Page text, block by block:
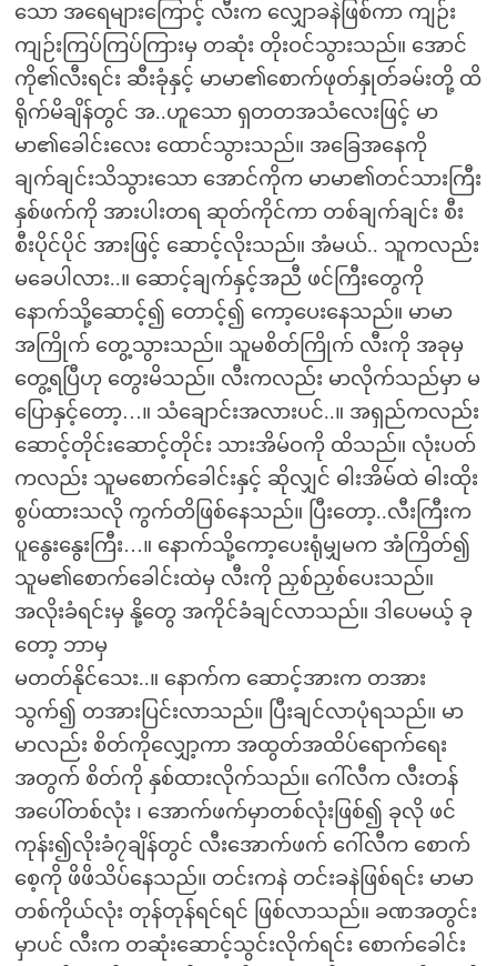
သော အရေများကြောင့် လီးက လျှောခနဲဖြစ်ကာ ကျဉ်း
ကျဉ်းကြပ်ကြပ်ကြားမှ တဆုံး တိုးဝင်သွားသည်။ အောင်
ကို၏လီးရင်း ဆီးခုံနှင့် မာမာ၏စောက်ဖုတ်နှုတ်ခမ်းတို့ ထိ
ရိုက်မိချိန်တွင် အ..ဟူသော ရှတတအသံလေးဖြင့် မာ
မာ၏ခေါင်းလေး ထောင်သွားသည်။ အခြေအနေကို
ချက်ချင်းသိသွားသော အောင်ကိုက မာမာ၏တင်သားကြီး
နှစ်ဖက်ကို အားပါးတရ ဆုတ်ကိုင်ကာ တစ်ချက်ချင်း စီး
စီးပိုင်ပိုင် အားဖြင့် ဆောင့်လိုးသည်။ အံမယ်.. သူကလည်း
မခေပါလား..။ ဆောင့်ချက်နှင့်အညီ ဖင်ကြီးတွေကို
နောက်သို့ဆောင့်၍ တောင့်၍ ကော့ပေးနေသည်။ မာမာ
အကြိုက် တွေ့သွားသည်။ သူမစိတ်ကြိုက် လီးကို အခုမှ
တွေ့ရပြီဟု တွေးမိသည်။ လီးကလည်း မာလိုက်သည်မှာ မ
ပြောနှင့်တော့…။ သံချောင်းအလားပင်..။ အရှည်ကလည်း
ဆောင့်တိုင်းဆောင့်တိုင်း သားအိမ်ဝကို ထိသည်။ လုံးပတ်
ကလည်း သူမစောက်ခေါင်းနှင့် ဆိုလျှင် ဓါးအိမ်ထဲ ဓါးထိုး
စွပ်ထားသလို ကွက်တိဖြစ်နေသည်။ ပြီးတော့..လီးကြီးက
ပူနွေးနွေးကြီး…။ နောက်သို့ကော့ပေးရုံမျှမက အံကြိတ်၍
သူမ၏စောက်ခေါင်းထဲမှ လီးကို ညှစ်ညှစ်ပေးသည်။
အလိုးခံရင်းမှ နို့တွေ အကိုင်ခံချင်လာသည်။ ဒါပေမယ့် ခု
တော့ ဘာမှ
မတတ်နိုင်သေး..။ နောက်က ဆောင့်အားက တအား
သွက်၍ တအားပြင်းလာသည်။ ပြီးချင်လာပုံရသည်။ မာ
မာလည်း စိတ်ကိုလျှော့ကာ အထွတ်အထိပ်ရောက်ရေး
အတွက် စိတ်ကို နှစ်ထားလိုက်သည်။ ဂေါ်လီက လီးတန်
အပေါ်တစ်လုံး ၊ အောက်ဖက်မှာတစ်လုံးဖြစ်၍ ခုလို ဖင်
ကုန်း၍လိုးခံ၇ချိန်တွင် လီးအောက်ဖက် ဂေါ်လီက စောက်
စေ့ကို ဖိဖိသိပ်နေသည်။ တင်းကနဲ တင်းခနဲဖြစ်ရင်း မာမာ
တစ်ကိုယ်လုံး တုန်တုန်ရင်ရင် ဖြစ်လာသည်။ ခဏအတွင်း
မှာပင် လီးက တဆုံးဆောင့်သွင်းလိုက်ရင်း စောက်ခေါင်း